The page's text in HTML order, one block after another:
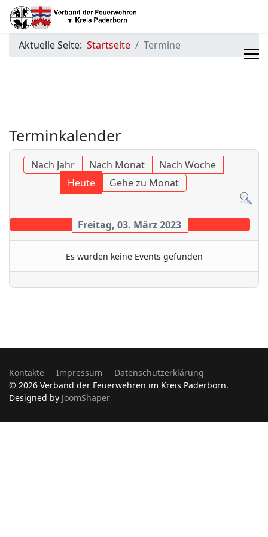
Aktuelle Seite: Startseite Termine
Terminkalender
Nach Jahr Nach Monat
Nach Woche
Heute
Gehe zu Monat
Freitag, 03. März 2023
Es wurden keine Events gefunden
Kontakte Impressum
Datenschutzerklärung
© 2026 Verband der Feuerwehren im Kreis Paderborn.
Designed by JoomShaper